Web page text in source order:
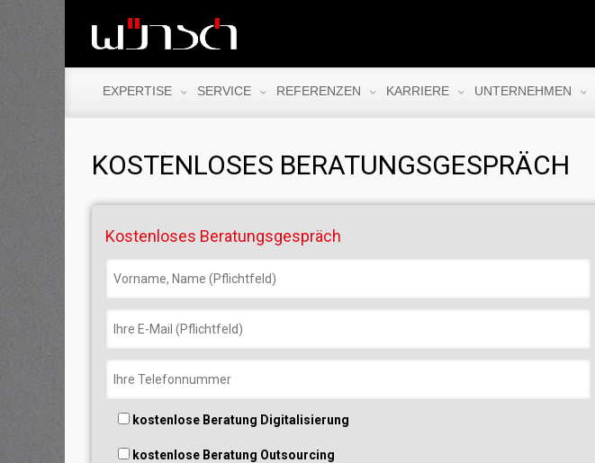
EXPERTISE SERVICE REFERENZEN KARRIERE UNTERNEHMEN
KOSTENLOSES BERATUNGSGESPRÄCH
Kostenloses Beratungsgespräch
kostenlose Beratung Digitalisierung
kostenlose Beratung Outsourcing